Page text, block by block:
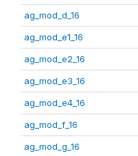
ag_mod_d_16
ag_mod_e1_16
ag_mod_e2_16
ag_mod_e3_16
ag_mod_e4_16
ag_mod_f_16
ag_mod_g_16